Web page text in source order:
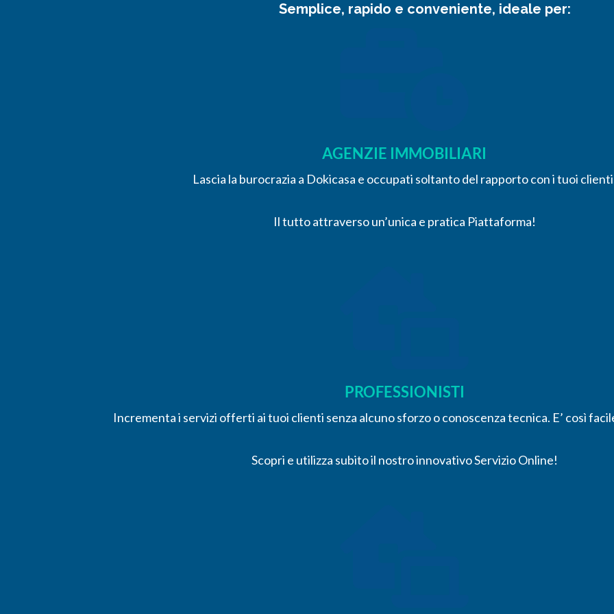
Semplice, rapido e conveniente, ideale per:
AGENZIE IMMOBILIARI
Lascia la burocrazia a Dokicasa e occupati soltanto del rapporto con i tuoi
Il tutto attraverso un’unica e pratica Piattaforma!
PROFESSIONISTI
Incrementa i servizi offerti ai tuoi clienti senza alcuno sforzo o conoscenza tecnica. E’ così